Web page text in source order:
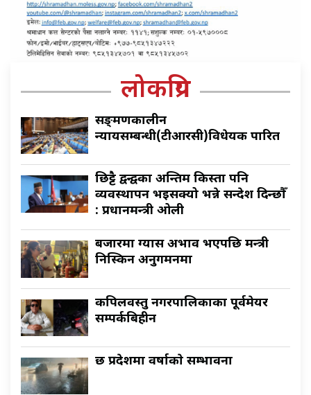
लोकप्रिय
सङ्क्रमणकालीन
न्यायसम्बन्धी(टीआरसी)विधेयक पारित
छिट्टै द्वन्द्वका अन्तिम किस्ता पनि
व्यवस्थापन भइसक्यो भन्ने सन्देश दिन्छौँ
: प्रधानमन्त्री ओली
बजारमा ग्यास अभाव भएपछि मन्त्री
निस्किन अनुगमनमा
कपिलवस्तु नगरपालिकाका पूर्वमेयर
सम्पर्कबिहीन
छ प्रदेशमा वर्षाकाे सम्भावना